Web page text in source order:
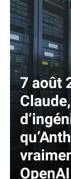
7 août
OpenAI